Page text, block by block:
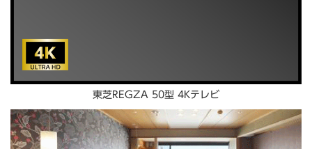
東芝REGZA 50型 4Kテレビ